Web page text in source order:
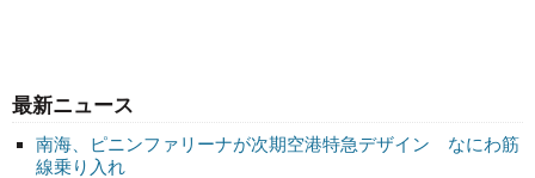
最新ニュース
南海、ピニンファリーナが次期空港特急デザイン なにわ筋
線乗り入れ